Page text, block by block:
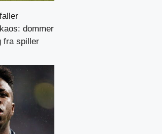
dommer
fra spiller